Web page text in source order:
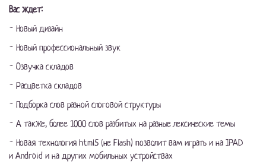
Вас ждет:
- Новый дизайн
- Новый профессиональный звук
- Озвучка складов
- Расцветка складов
- Подборка слов разной слоговой структуры
- А также, более 1000 слов разбитых на разные лексические темы
- Новая технология html5 (не Flash) позволит вам играть и на IPAD
и Android и на других мобильных устройствах